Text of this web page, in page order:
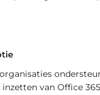
van Office